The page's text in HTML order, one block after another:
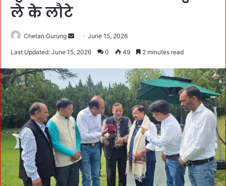
ले के लौटे
Chetan Gurung
d
a
n
e
m
a
l
June 15, 2026
Last Updated: June 15, 2026 0 49 2 minutes read